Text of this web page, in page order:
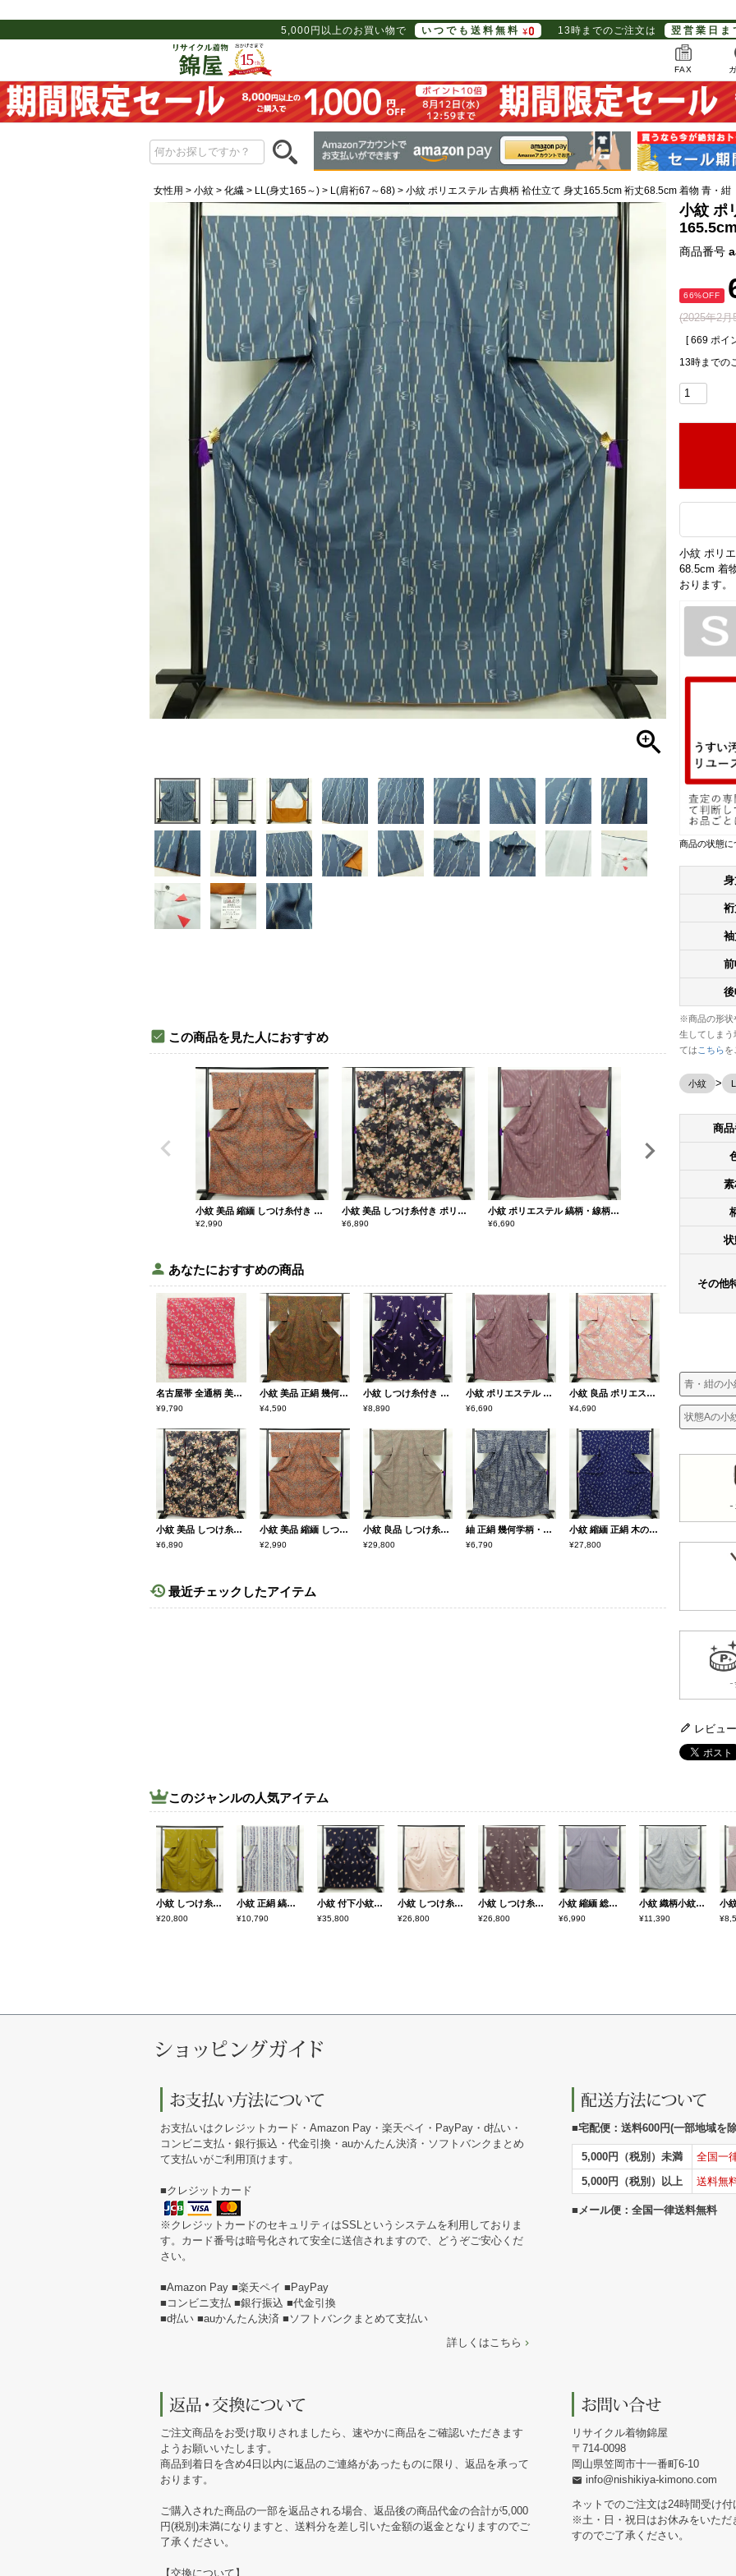
5,000円以上のお買い物で いつでも送料無料 13時までのご注文は 翌営業日
FAX
女性用 小紋 化繊 LL(身丈165～) L(肩裄67～68) 小紋 ポリエステル 古典柄 袷仕立て 身丈165.5cm 裄丈68.5cm 着物 青・紺
小紋 ポ
商品番号
(2025年2
66%OFF
[ 669 ポイ
13時までの
小紋 ポリ
68.5cm 着
おります。
商品の状態
※商品の形状
生してしま
ては こちらを
小紋
商
その他
青・紺の小
状態Aの小
レビュ
この商品を見た人におすすめ
小紋 美品 縮緬 しつけ糸付き ポリエステル 花柄 袷仕立て 身丈164cm 裄丈66.5cm 茶
¥2,990
小紋 美品 しつけ糸付き ポリエステル 花柄 袷仕立て 身丈167cm 裄丈68.5cm 青・紺
¥6,890
小紋 ポリエステル 縞柄・線柄 身丈168cm 裄丈69cm 桜 小豆・エンジ
¥6,690
あなたにおすすめの商品
名古屋帯 全通柄 美品 縮緬 正絹 蝶・昆虫柄 名古屋仕立て なごや帯 リサイクル帯 帯 ピンク
¥9,790
小紋 美品 正絹 幾何学柄・抽象柄 袷仕立て 身丈164.5cm 裄丈68cm 黄・黄土色
¥4,590
小紋 しつけ糸付き 正絹 花柄 袷仕立て 身丈164cm 裄丈64cm 金彩 着物 紫・藤色
¥8,890
小紋 ポリエステル 縞柄・線柄 身丈168cm 裄丈69cm 桜 小豆・エンジ
¥6,690
小紋 良品 ポリエステル 花柄 袷仕立て 身丈164.5cm 裄丈67.5cm 着物 ピンク
¥4,690
小紋 美品 しつけ糸付き ポリエステル 花柄 袷仕立て 身丈167cm 裄丈68.5cm 青・紺
¥6,890
小紋 美品 縮緬 しつけ糸付き ポリエステル 花柄 袷仕立て 身丈164cm 裄丈66.5cm 茶
¥2,990
小紋 良品 しつけ糸付き 縮緬 総柄 ポリエステル 木の葉・植物柄 袷仕立て 身丈166cm 裄丈66cm 着物 多色使い
¥29,800
紬 正絹 幾何学柄・抽象柄 袷仕立て 身丈166cm 裄丈66cm 着物 青・紺
¥6,790
小紋 縮緬 正絹 木の葉・植物柄 袷仕立て 身丈168cm 裄丈64cm リサイクル着物 着物 青・紺
¥27,800
最近チェックしたアイテム
このジャンルの人気アイテム
小紋 しつけ糸付き ポリエステル 蝶・昆虫柄 袷仕立て 身丈161cm 裄丈66.5cm リサイクル着物 着物 黄・黄土色
¥20,800
小紋 正絹 縞柄・線柄 袷仕立て 身丈168cm 裄丈68cm 金彩 着物 青・紺
¥10,790
小紋 付下小紋 良品 しつけ糸付き 正絹 人物・動物柄 袷仕立て 身丈157cm 裄丈64cm 箔 金彩 着物 青・紺
¥35,800
小紋 しつけ糸付き 正絹 古典柄 袷仕立て 身丈160cm 裄丈67cm リサイクル着物 着物 扇子 クリーム
¥26,800
小紋 しつけ糸付き 正絹 古典柄 袷仕立て 身丈164.5cm 裄丈65cm リサイクル着物 着物 紫・藤色
¥26,800
小紋 縮緬 総柄 正絹 古典柄 袷仕立て 身丈160cm 裄丈65.5cm リサイクル着物 着物 紫・藤色
¥6,990
小紋 織柄小紋 正絹 古典柄 袷仕立て 身丈160cm 裄丈63.5cm リサイクル着物 着物 洒落 おしゃれ 青・紺
¥11,390
お支払いはクレジットカード・Amazon Pay・楽天ペイ・PayPay・d払い・
コンビニ支払・銀行振込・代金引換・auかんたん決済・ソフトバンクまとめ
て支払いがご利用頂けます。
■クレジットカード
※クレジットカードのセキュリティはSSLというシステムを利用しておりま
す。カード番号は暗号化されて安全に送信されますので、どうぞご安心くだ
さい。
■Amazon Pay ■楽天ペイ ■PayPay
■コンビニ支払 ■銀行振込 ■代金引換
■d払い ■auかんたん決済 ■ソフトバンクまとめて支払い
詳しくはこちら
■宅配便：送料600円(一部地域を
5,000円（税別）未満
全国一
5,000円（税別）以上
送料無
■メール便：全国一律送料無料
ご注文商品をお受け取りされましたら、速やかに商品をご確認いただきます
ようお願いいたします。
商品到着日を含め4日以内に返品のご連絡があったものに限り、返品を承って
おります。
ご購入された商品の一部を返品される場合、返品後の商品代金の合計が5,000
円(税別)未満になりますと、送料分を差し引いた金額の返金となりますのでご
了承ください。
【交換について】
リサイクル着物錦屋
714-0098
岡山県笠岡市十一番町6-10
info@nishikiya-kimono.com
ネットでのご注文は24時間受け
※土・日・祝日はお休みをいただ
すのでご了承ください。